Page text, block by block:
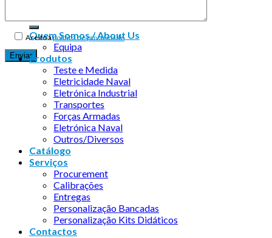
Aceito apolítica de privacidade
Quem Somos / About Us
Equipa
Produtos
Teste e Medida
Eletricidade Naval
Eletrónica Industrial
Transportes
Forças Armadas
Eletrónica Naval
Outros/Diversos
Catálogo
Serviços
Procurement
Calibrações
Entregas
Personalização Bancadas
Personalização Kits Didáticos
Contactos